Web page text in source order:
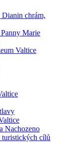
Dianin chrám,
Marie
Valtice
Nachozeno
turistických cílů